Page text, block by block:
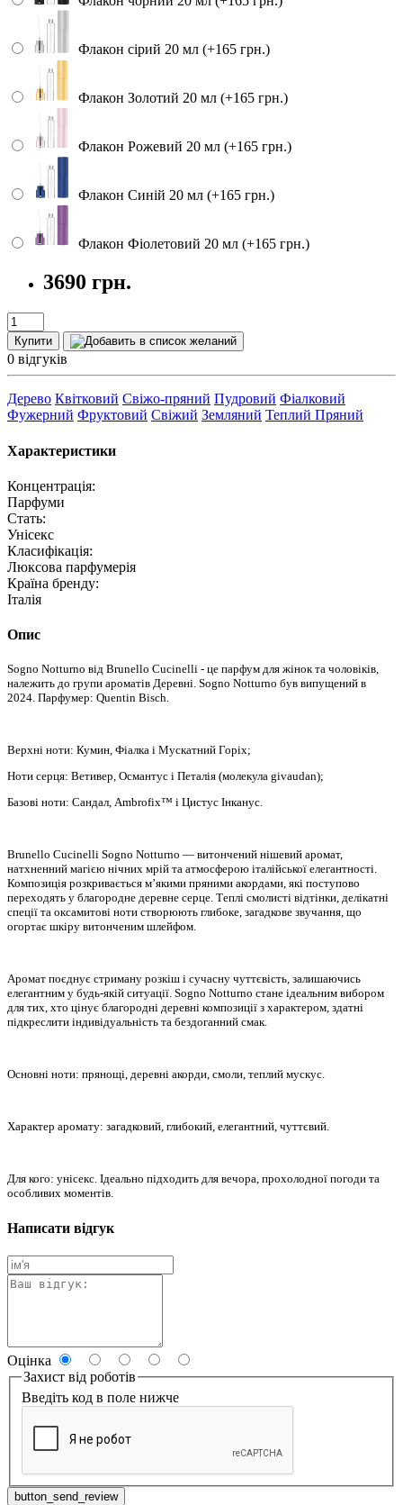
Флакон сірий 20 мл (+165 грн.)
Флакон Золотий 20 мл (+165 грн.)
Флакон Рожевий 20 мл (+165 грн.)
Флакон Синій 20 мл (+165 грн.)
Флакон Фіолетовий 20 мл (+165 грн.)
3690 грн.
Купити
0 відгуків
Дерево Квітковий Свіжо-пряний Пудровий Фіалковий
Фужерний Фруктовий Свіжий Земляний Теплий Пряний
Характеристики
Концентрація:
Парфуми
Стать:
Унісекс
Класифікація:
Люксова парфумерія
Країна бренду:
Італія
Опис
Sogno Notturno від Brunello Cucinelli - це парфум для жінок та чоловіків,
належить до групи ароматів Деревні. Sogno Notturno був випущений в
2024. Парфумер: Quentin Bisch.
Верхні ноти: Кумин, Фіалка і Мускатний Горіх;
Ноти серця: Ветивер, Османтус і Петалія (молекула givaudan);
Базові ноти: Сандал, Ambrofix™ і Цистус Інканус.
Brunello Cucinelli Sogno Notturno — витончений нішевий аромат,
натхненний магією нічних мрій та атмосферою італійської елегантності.
Композиція розкривається м’якими пряними акордами, які поступово
переходять у благородне деревне серце. Теплі смолисті відтінки, делікатні
спеції та оксамитові ноти створюють глибоке, загадкове звучання, що
огортає шкіру витонченим шлейфом.
Аромат поєднує стриману розкіш і сучасну чуттєвість, залишаючись
елегантним у будь-якій ситуації. Sogno Notturno стане ідеальним вибором
для тих, хто цінує благородні деревні композиції з характером, здатні
підкреслити індивідуальність та бездоганний смак.
Основні ноти: прянощі, деревні акорди, смоли, теплий мускус.
Характер аромату: загадковий, глибокий, елегантний, чуттєвий.
Для кого: унісекс. Ідеально підходить для вечора, прохолодної погоди та
особливих моментів.
Написати відгук
Оцінка
Захист від роботів
Введіть код в поле нижче
button_send_review